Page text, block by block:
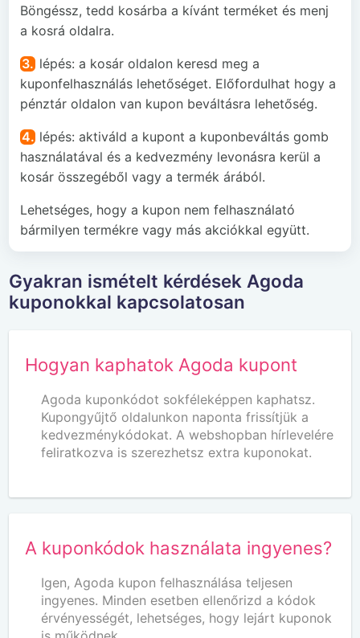
Böngéssz, tedd kosárba a kívánt terméket és menj
a kosrá oldalra.
3. lépés: a kosár oldalon keresd meg a
kuponfelhasználás lehetőséget. Előfordulhat hogy a
pénztár oldalon van kupon beváltásra lehetőség.
4. lépés: aktiváld a kupont a kuponbeváltás gomb
használatával és a kedvezmény levonásra kerül a
kosár összegéből vagy a termék árából.
Lehetséges, hogy a kupon nem felhasználató
bármilyen termékre vagy más akciókkal együtt.
Gyakran ismételt kérdések Agoda
kuponokkal kapcsolatosan
Hogyan kaphatok Agoda kupont
Agoda kuponkódot sokféleképpen kaphatsz.
Kupongyűjtő oldalunkon naponta frissítjük a
kedvezménykódokat. A webshopban hírlevelére
feliratkozva is szerezhetsz extra kuponokat.
A kuponkódok használata ingyenes?
Igen, Agoda kupon felhasználása teljesen
ingyenes. Minden esetben ellenőrizd a kódok
érvényességét, lehetséges, hogy lejárt kuponok